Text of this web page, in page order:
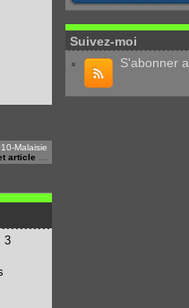
Malaisie
article
3
Suivez-moi
S'abonner